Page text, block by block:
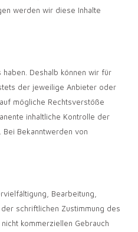
werden wir diese Inhalte
Deshalb können wir für
der jeweilige Anbieter oder
mögliche Rechtsverstöße
inhaltliche Kontrolle der
Bekanntwerden von
Bearbeitung,
schriftlichen Zustimmung des
kommerziellen Gebrauch